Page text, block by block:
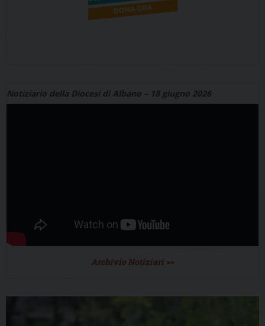
Notiziario della Diocesi di Albano – 18 giugno 2026
Archivio Notiziari >>